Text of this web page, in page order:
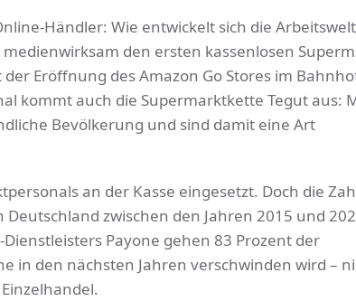
Händler: Wie entwickelt sich die
den ersten kassenlosen
Eröffnung des Amazon Go Stores im
kommt auch die Supermarktkette Tegut aus:
Bevölkerung und sind damit eine Art
an der Kasse eingesetzt. Doch die
zwischen den Jahren 2015 und
Dienstleisters Payone gehen 83 Prozent der
in den nächsten Jahren verschwinden wird –